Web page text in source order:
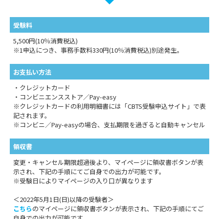
受験料
5,500円(10％消費税込)
※1申込につき、事務手数料330円(10％消費税込)別途発生。
お支払い方法
・クレジットカード
・コンビニエンスストア／Pay-easy
※クレジットカードの利用明細書には「CBTS受験申込サイト」で表
記されます。
※コンビニ／Pay-easyの場合、支払期限を過ぎると自動キャンセル
領収書
変更・キャンセル期限超過後より、マイページに領収書ボタンが表
示され、下記の手順にてご自身での出力が可能です。
※受験日によりマイページの入り口が異なります
＜2022年5月1日(日)以降の受験者＞
こちらのマイページに領収書ボタンが表示され、下記の手順にてご